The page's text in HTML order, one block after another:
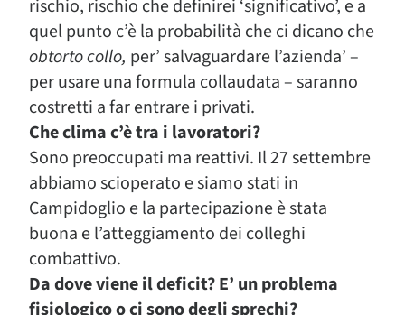
rischio, rischio che definirei ‘significativo’, e a
quel punto c’è la probabilità che ci dicano che
obtorto collo, per’ salvaguardare l’azienda’ –
per usare una formula collaudata – saranno
costretti a far entrare i privati.
Che clima c’è tra i lavoratori?
Sono preoccupati ma reattivi. Il 27 settembre
abbiamo scioperato e siamo stati in
Campidoglio e la partecipazione è stata
buona e l’atteggiamento dei colleghi
combattivo.
Da dove viene il deficit? E’ un problema
fisiologico o ci sono degli sprechi?